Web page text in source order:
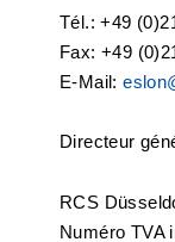
Tél.: +49
Fax: +49
E-Mail:
Directeur
RCS
Numéro TVA